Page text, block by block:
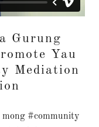
Gurung
Yau
Mediation
#community